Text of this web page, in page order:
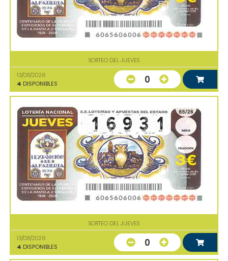
SORTEO DEL JUEVES
13/08/2026
4 DISPONIBLES 0
SORTEO DEL JUEVES
13/08/2026
4 DISPONIBLES 0